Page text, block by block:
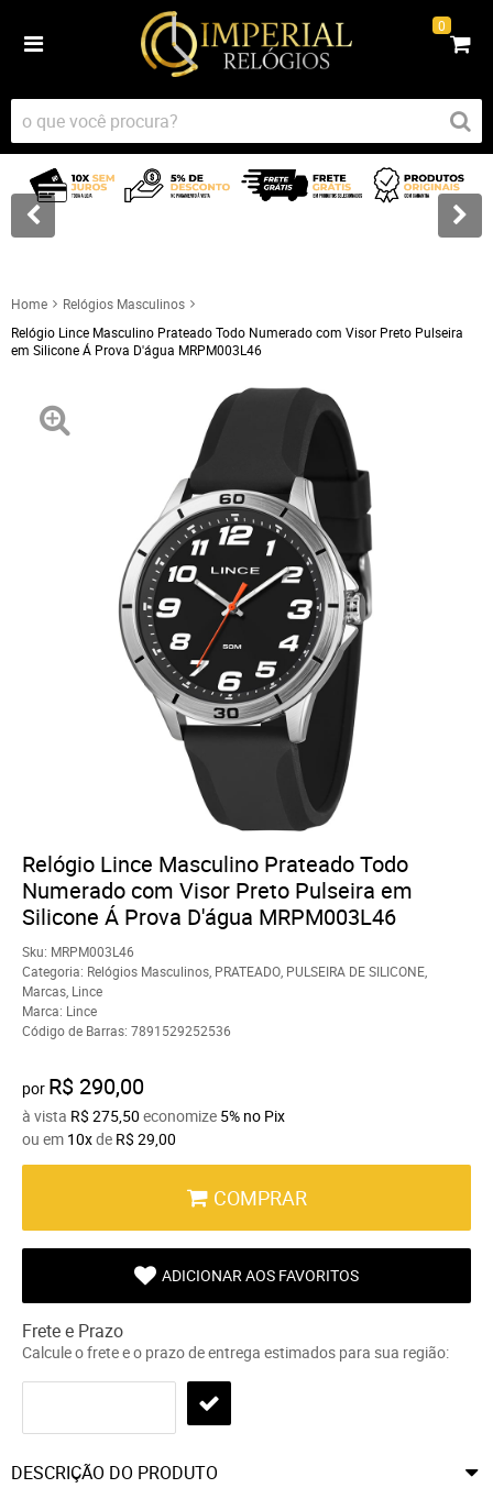
0
Home
Relógios Masculinos
Relógio Lince Masculino Prateado Todo Numerado com Visor Preto Pulseira
em Silicone Á Prova D'água MRPM003L46
Relógio Lince Masculino Prateado Todo
Numerado com Visor Preto Pulseira em
Silicone Á Prova D'água MRPM003L46
Sku: MRPM003L46
Categoria: Relógios Masculinos PRATEADO PULSEIRA DE SILICONE
Marcas Lince
Marca: Lince
Código de Barras: 7891529252536
por R$ 290,00
à vista R$ 275,50 economize 5% no Pix
ou em 10xde R$ 29,00
COMPRAR
ADICIONAR AOS FAVORITOS
Frete e Prazo
Calcule o frete e o prazo de entrega estimados para sua região:
DESCRIÇÃO DO PRODUTO